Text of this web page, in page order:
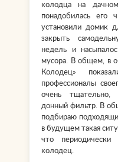
колодца на
понадобилась
установили домик
закрыть
недель и
мусора. В общем, в
Колодец»
профессионалы
очень тщательно,
донный фильтр. В
подбираю
в будущем такая
что
колодец.